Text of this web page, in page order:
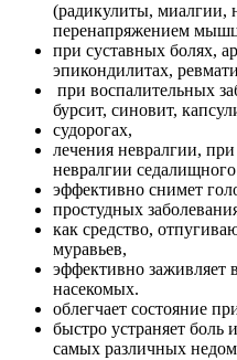
(радикулиты, миалгии,
перенапряжением
при суставных болях,
эпикондилитах,
при воспалительных
бурсит, синовит,
судорогах,
лечения невралгии,
невралгии
эффективно снимет
простудных
как средство,
муравьев,
эффективно заживляет
насекомых.
облегчает состояние
быстро устраняет боль
самых различных